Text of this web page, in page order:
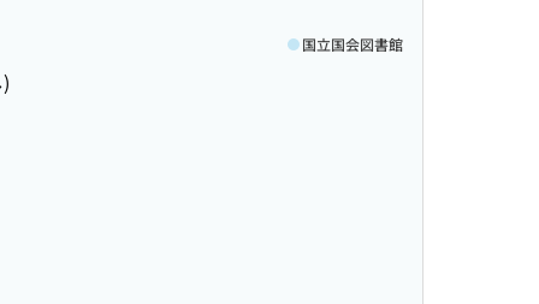
国立国会図書館